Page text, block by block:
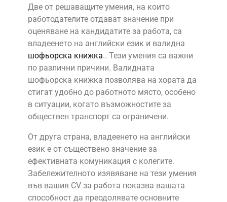
Две от решаващите умения, на които
работодателите отдават значение при
оценяване на кандидатите за работа, са
владеенето на английски език и валидна
шофьорска книжка.. Тези умения са важни
по различни причини. Валидната
шофьорска книжка позволява на хората да
стигат удобно до работното място, особено
в ситуации, когато възможностите за
обществен транспорт са ограничени.
От друга страна, владеенето на английски
език е от съществено значение за
ефективната комуникация с колегите.
Забележителното изявяване на тези умения
във вашия CV за работа показва вашата
способност да преодолявате основните